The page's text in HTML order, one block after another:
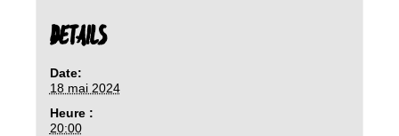
DETAILS
Date:
18 mai 2024
Heure :
20:00